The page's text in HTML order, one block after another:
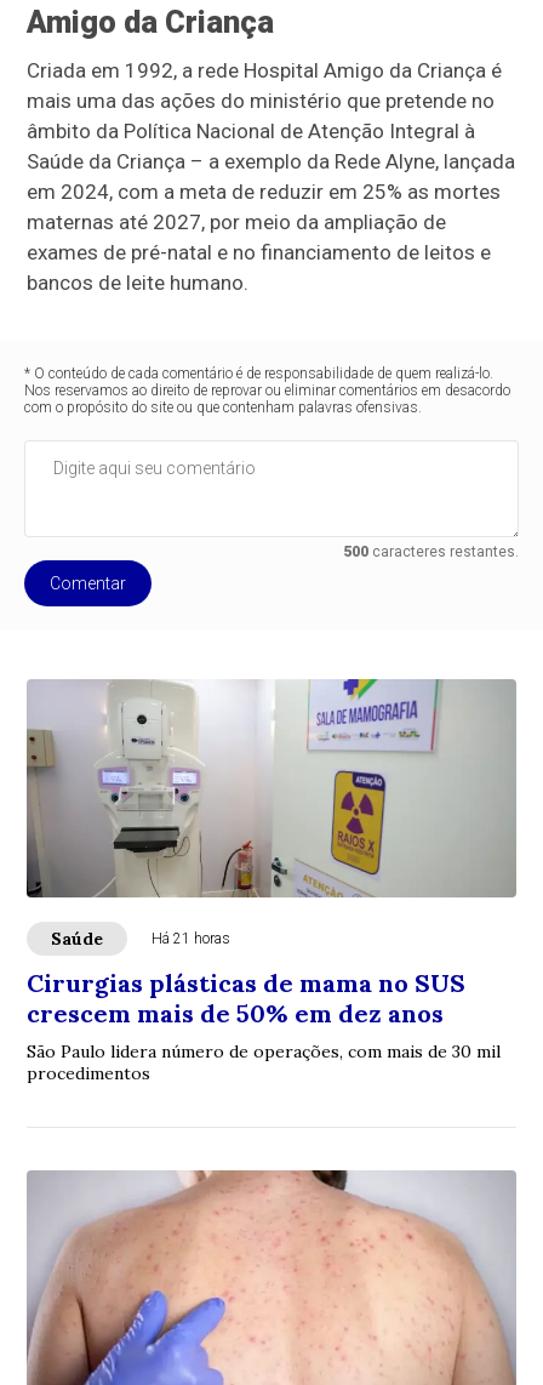
Amigo da Criança
Criada em 1992, a rede Hospital Amigo da Criança é
mais uma das ações do ministério que pretende no
âmbito da Política Nacional de Atenção Integral à
Saúde da Criança – a exemplo da Rede Alyne, lançada
em 2024, com a meta de reduzir em 25% as mortes
maternas até 2027, por meio da ampliação de
exames de pré-natal e no financiamento de leitos e
bancos de leite humano.
* O conteúdo de cada comentário é de responsabilidade de quem realizá-lo.
Nos reservamos ao direito de reprovar ou eliminar comentários em desacordo
com o propósito do site ou que contenham palavras ofensivas.
500caracteres restantes.
Comentar
Saúde Há 21 horas
Cirurgias plásticas de mama no SUS
crescem mais de 50% em dez anos
São Paulo lidera número de operações, com mais de 30 mil
procedimentos